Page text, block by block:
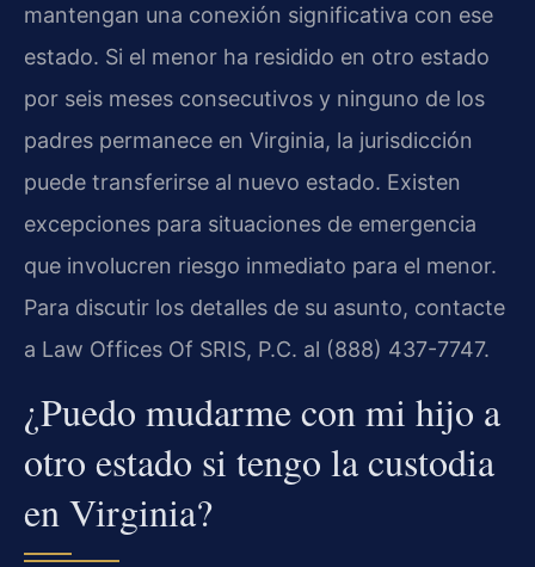
mantengan una conexión significativa con ese
estado. Si el menor ha residido en otro estado
por seis meses consecutivos y ninguno de los
padres permanece en Virginia, la jurisdicción
puede transferirse al nuevo estado. Existen
excepciones para situaciones de emergencia
que involucren riesgo inmediato para el menor.
Para discutir los detalles de su asunto, contacte
a Law Offices Of SRIS, P.C. al (888) 437-7747.
¿Puedo mudarme con mi hijo a
otro estado si tengo la custodia
en Virginia?